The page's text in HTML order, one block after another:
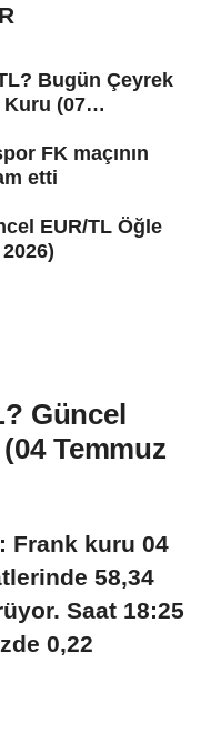
Bugün Çeyrek
Kuru (07
FK maçının
etti
EUR/TL Öğle
Güncel
Temmuz
Frank kuru 04
58,34
Saat 18:25
0,22